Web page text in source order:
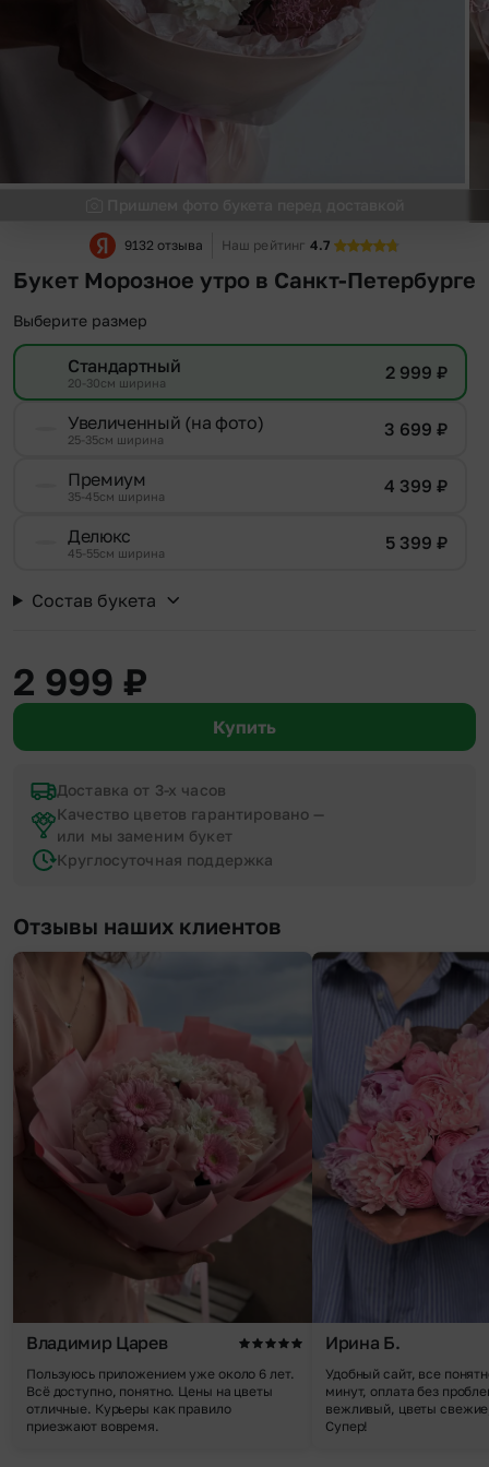
9132 отзыва Наш рейтинг 4.7
Букет Морозное утро в Санкт-Петербурге
Выберите размер
Стандартный
20-30см ширина 2 999 ₽
Увеличенный (на фото)
25-35см ширина 3 699 ₽
Премиум
35-45см ширина 4 399 ₽
Делюкс
45-55см ширина 5 399 ₽
Состав букета
2 999 ₽
Купить
Доставка от 3-х часов
Качество цветов гарантировано —
или мы заменим букет
Круглосуточная поддержка
Отзывы наших клиентов
Владимир Царев
Пользуюсь приложением уже около 6 лет.
Всё доступно, понятно. Цены на цветы
отличные. Курьеры как правило
приезжают вовремя.
Ирина Б.
Удобный сайт, все
минут, оплата без
вежливый, цветы
Супер!